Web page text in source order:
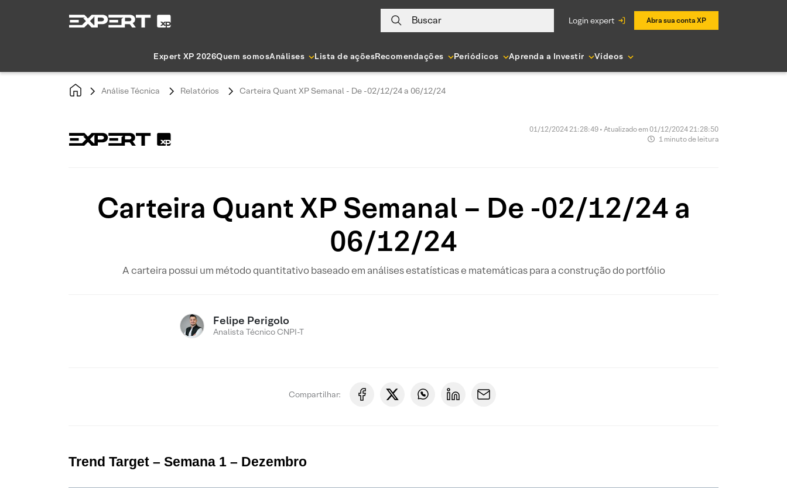
Buscar login expert Abra sua conta XP
Expert XP 2026Quem somosAnálises Lista de açõesRecomendações Periódicos Aprenda a Investir Vídeos
Análise Técnica Relatórios Carteira Quant XP Semanal - De -02/12/24 a 06/12/24
01/12/2024 21:28:49 • Atualizado em 01/12/2024 21:28:50
1 minuto de leitura
Carteira Quant XP Semanal – De -02/12/24 a
06/12/24
A carteira possui um método quantitativo baseado em análises estatísticas e matemáticas para a construção do portfólio
Felipe Perigolo
Analista Técnico CNPI-T
Compartilhar:
Trend Target – Semana 1 – Dezembro